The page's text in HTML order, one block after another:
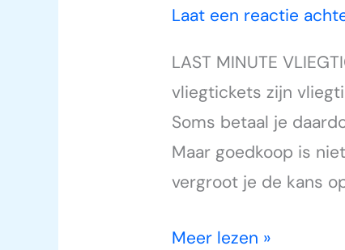
Laat een reactie
LAST MINUTE
vliegtickets zijn
Soms betaal je
Maar goedkoop is
vergroot je de kans
Meer lezen »